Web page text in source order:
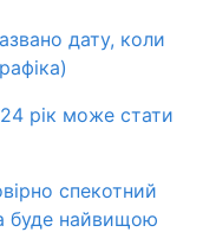
дату, коли
рік може стати
спекотний
буде найвищою